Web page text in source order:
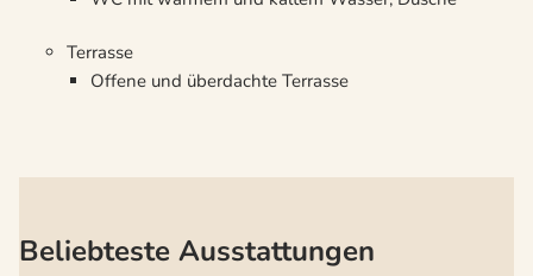
Terrasse
Offene und überdachte Terrasse
Beliebteste Ausstattungen